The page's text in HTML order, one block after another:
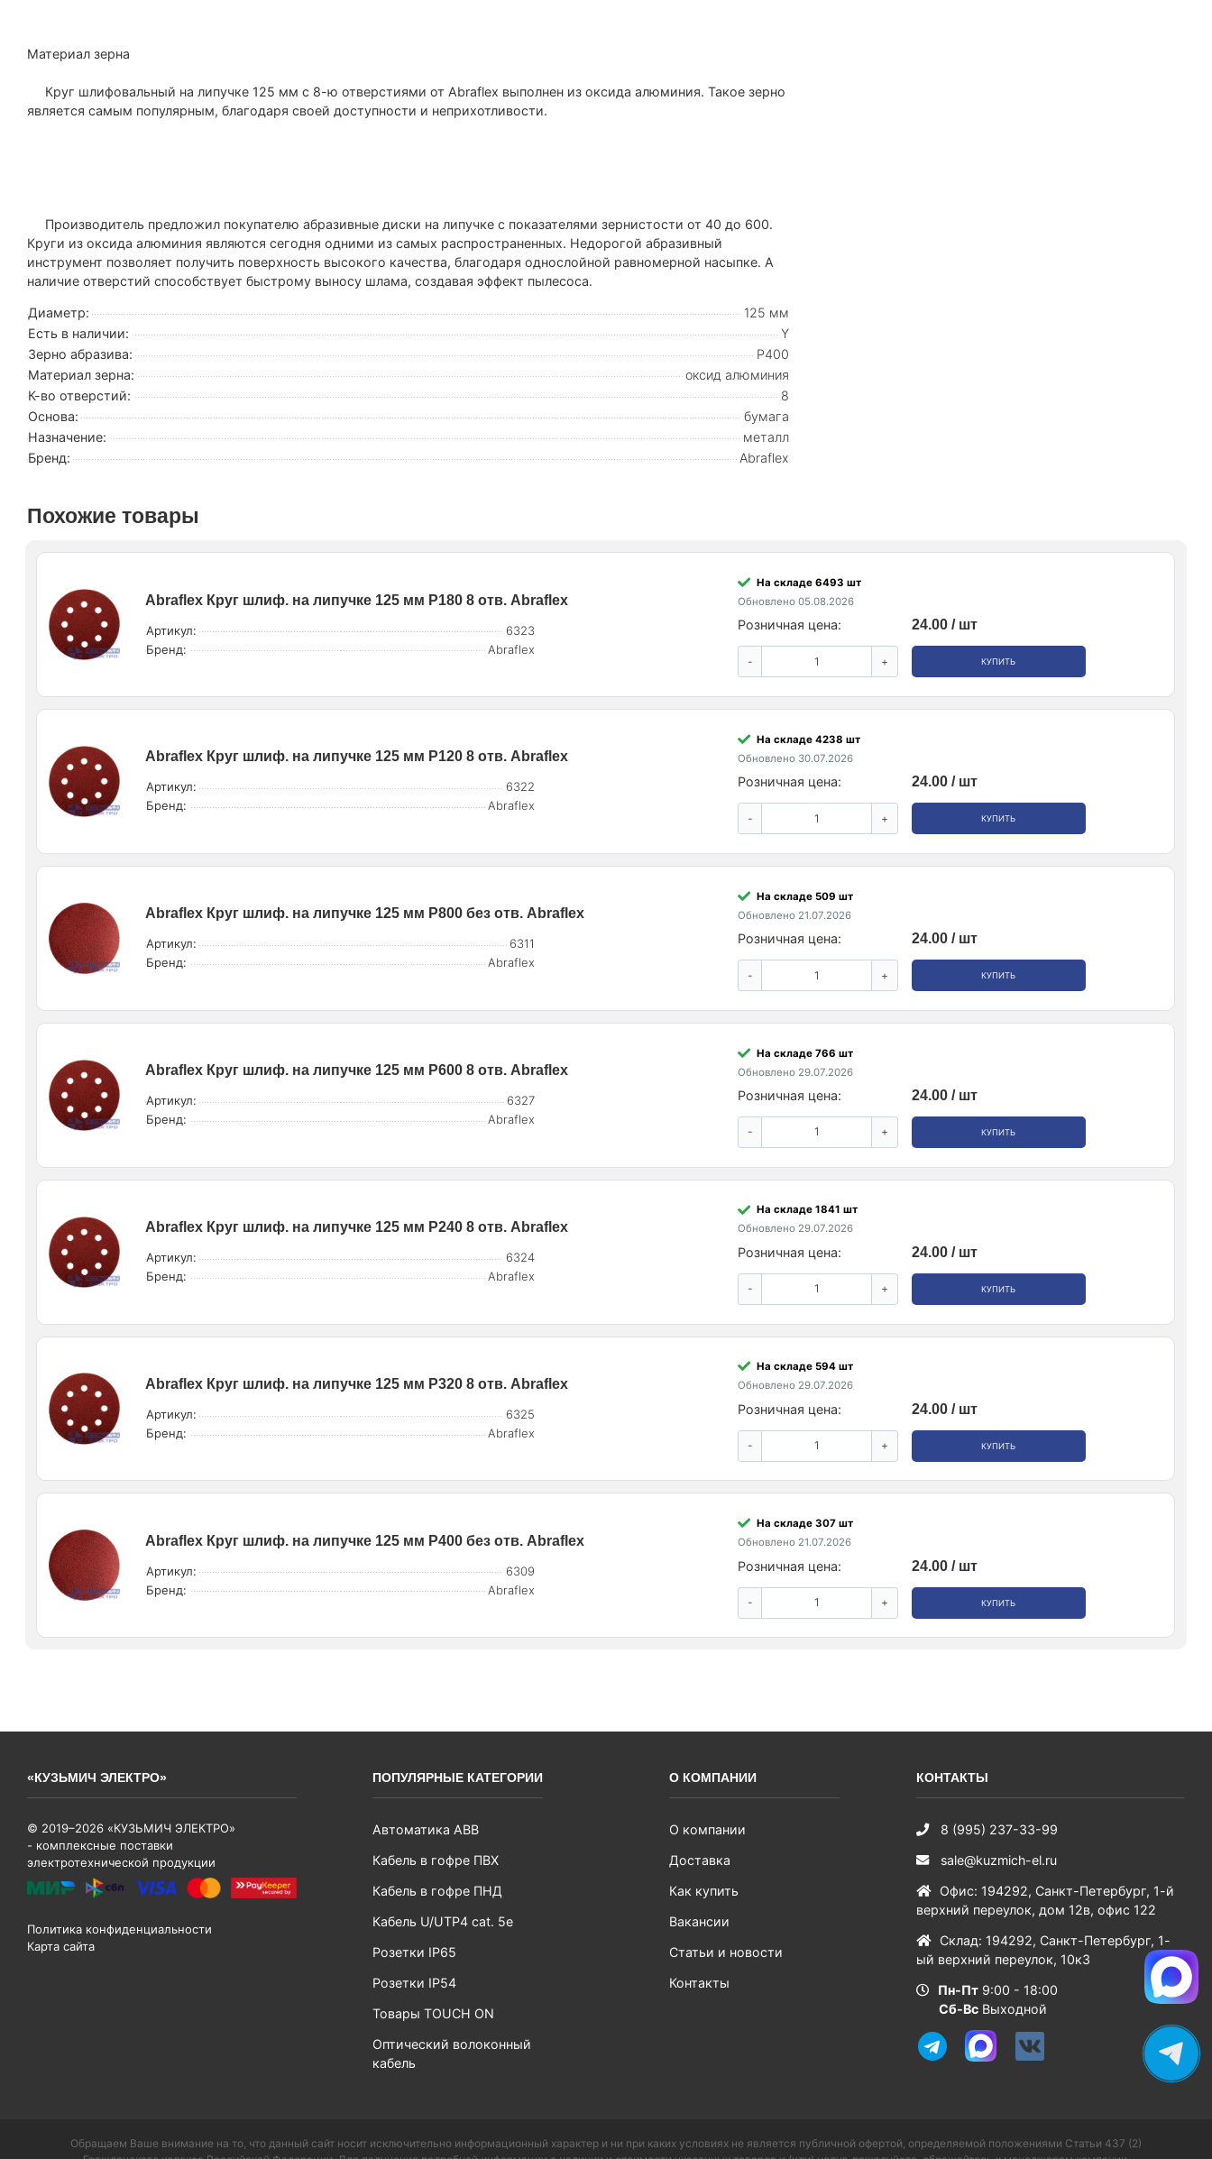
Материал зерна
Круг шлифовальный на липучке 125 мм с 8-ю отверстиями от Abraflex выполнен из оксида алюминия. Такое зерно
является самым популярным, благодаря своей доступности и неприхотливости.
Производитель предложил покупателю абразивные диски на липучке с показателями зернистости от 40 до 600.
Круги из оксида алюминия являются сегодня одними из самых распространенных. Недорогой абразивный
инструмент позволяет получить поверхность высокого качества, благодаря однослойной равномерной насыпке. А
наличие отверстий способствует быстрому выносу шлама, создавая эффект пылесоса.
Диаметр:
125 мм
Есть в наличии:
Y
Зерно абразива:
P400
Материал зерна:
оксид алюминия
К-во отверстий:
8
Основа:
бумага
Назначение:
металл
Бренд:
Abraflex
Похожие товары
Abraflex Круг шлиф. на липучке 125 мм P180 8 отв. Abraflex
Артикул:
6323
Бренд:
Abraflex
На складе 6493 шт
Обновлено 05.08.2026
Розничная цена: 24.00 / шт
- + КУПИТЬ
Abraflex Круг шлиф. на липучке 125 мм P120 8 отв. Abraflex
Артикул:
6322
Бренд:
Abraflex
На складе 4238 шт
Обновлено 30.07.2026
Розничная цена: 24.00 / шт
- + КУПИТЬ
Abraflex Круг шлиф. на липучке 125 мм P800 без отв. Abraflex
Артикул:
6311
Бренд:
Abraflex
На складе 509 шт
Обновлено 21.07.2026
Розничная цена: 24.00 / шт
- + КУПИТЬ
Abraflex Круг шлиф. на липучке 125 мм P600 8 отв. Abraflex
Артикул:
6327
Бренд:
Abraflex
На складе 766 шт
Обновлено 29.07.2026
Розничная цена: 24.00 / шт
- + КУПИТЬ
Abraflex Круг шлиф. на липучке 125 мм P240 8 отв. Abraflex
Артикул:
6324
Бренд:
Abraflex
На складе 1841 шт
Обновлено 29.07.2026
Розничная цена: 24.00 / шт
- + КУПИТЬ
Abraflex Круг шлиф. на липучке 125 мм P320 8 отв. Abraflex
Артикул:
6325
Бренд:
Abraflex
На складе 594 шт
Обновлено 29.07.2026
Розничная цена: 24.00 / шт
- + КУПИТЬ
Abraflex Круг шлиф. на липучке 125 мм P400 без отв. Abraflex
Артикул:
6309
Бренд:
Abraflex
На складе 307 шт
Обновлено 21.07.2026
Розничная цена: 24.00 / шт
- + КУПИТЬ
«КУЗЬМИЧ ЭЛЕКТРО»
© 2019–2026 «КУЗЬМИЧ ЭЛЕКТРО»
- комплексные поставки
электротехнической продукции
Политика конфиденциальности
Карта сайта
ПОПУЛЯРНЫЕ КАТЕГОРИИ
Автоматика ABB
Кабель в гофре ПВХ
Кабель в гофре ПНД
Кабель U/UTP4 cat. 5e
Розетки IP65
Розетки IP54
Товары TOUCH ON
Оптический волоконный
кабель
О КОМПАНИИ
О компании
Доставка
Как купить
Вакансии
Статьи и новости
Контакты
КОНТАКТЫ
8 (995) 237-33-99
sale@kuzmich-el.ru
Офис: 194292, Санкт-Петербург, 1-й
верхний переулок, дом 12в, офис 122
Склад: 194292, Санкт-Петербург, 1-
ый верхний переулок, 10к3
Пн-Пт 9:00 - 18:00
Сб-ВсВыходной
Обращаем Ваше внимание на то, что данный сайт носит исключительно информационный характер и ни при каких условиях не является публичной офертой, определяемой положениями Статьи 437 (2)